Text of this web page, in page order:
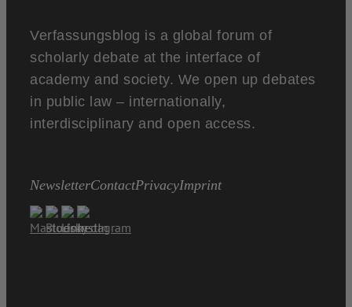
Verfassungsblog is a global forum of
scholarly debate at the interface of
academy and society. We open up debates
in public law – internationally,
interdisciplinary and open access.
NewsletterContactPrivacyImprint